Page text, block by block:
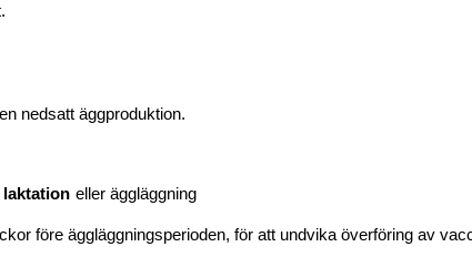
nedsatt äggproduktion.
eller äggläggning
före äggläggningsperioden, för att undvika överföring av